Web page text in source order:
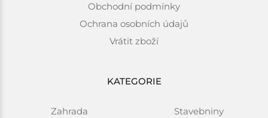
Obchodní podmínky
Ochrana osobních údajů
Vrátit zboží
KATEGORIE
Zahrada Stavebniny